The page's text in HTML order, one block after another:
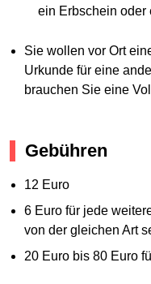
ein Erbschein oder
Sie wollen vor Ort
Urkunde für eine
brauchen Sie eine
Gebühren
12 Euro
6 Euro für jede
von der gleichen Art
20 Euro bis 80 Euro